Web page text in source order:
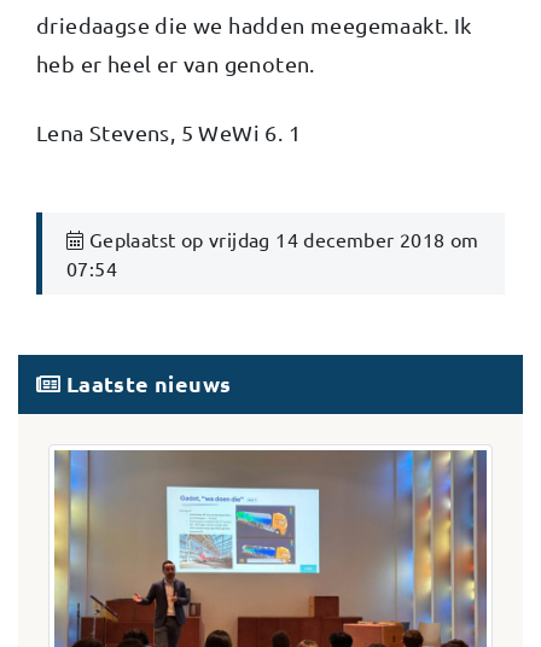
driedaagse die we hadden meegemaakt. Ik
heb er heel er van genoten.
Lena Stevens, 5 WeWi 6. 1
Geplaatst op vrijdag 14 december 2018 om
07:54
Laatste nieuws